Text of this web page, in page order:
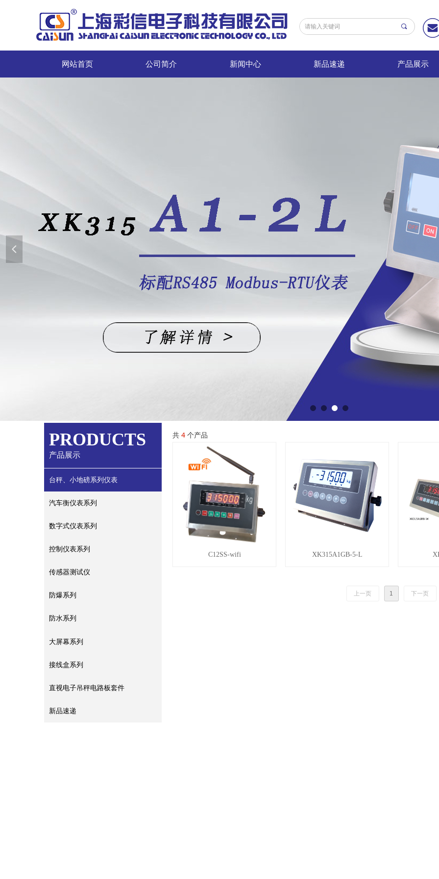
网站首页 公司简介 新闻中心 新品速递 产品展示
끠
PRODUCTS
产品展示
台秤、小地磅系列仪表
汽车衡仪表系列
数字式仪表系列
控制仪表系列
传感器测试仪
防爆系列
防水系列
大屏幕系列
接线盒系列
直视电子吊秤电路板套件
新品速递
共 4 个产品
C12SS-wifi XK315A1GB-5-L
上一页 1 下一页
넳